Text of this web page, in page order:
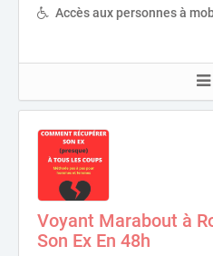
Accès aux personnes à
Voyant Marabout à
Son Ex En 48h